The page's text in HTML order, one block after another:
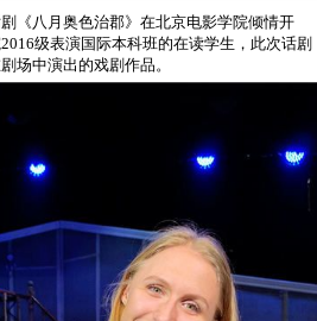
《八月奥色治郡》在北京电影学院倾情开
级表演国际本科班的在读学生，此次话剧
场中演出的戏剧作品。